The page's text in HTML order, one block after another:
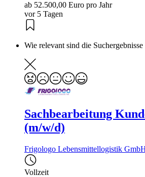
ab 52.500,00 Euro pro Jahr
vor 5 Tagen
Wie relevant sind die
Sachbearbeitung
(m/w/d)
Frigologo Lebensmittellogistik
Vollzeit